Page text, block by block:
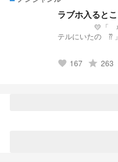
-----ｷﾘﾄﾘｾﾝ------------- デイリーランキング最高 98位 (恋
リーランキング最高195位
ラブホ入ると
💛「
テルにいたの ⁇ 」 🤍『 ぇ、っ、あ、… 』
favorite 167 grade 263